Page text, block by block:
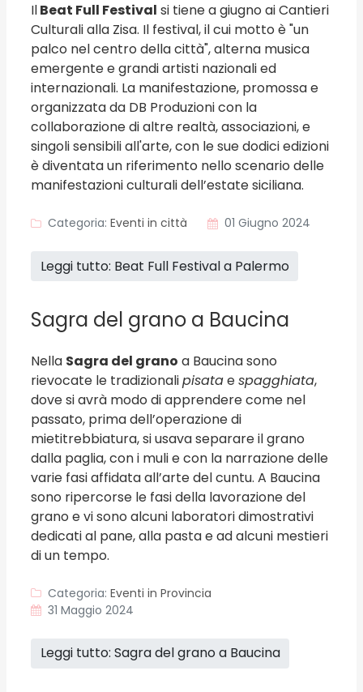
IlBeat Full Festival si tiene a giugno ai Cantieri
Culturali alla Zisa. Il festival, il cui motto è "un
palco nel centro della città", alterna musica
emergente e grandi artisti nazionali ed
internazionali. La manifestazione, promossa e
organizzata da DB Produzioni con la
collaborazione di altre realtà, associazioni, e
singoli sensibili all'arte, con le sue dodici edizioni
è diventata un riferimento nello scenario delle
manifestazioni culturali dell’estate siciliana.
Categoria: Eventi in città 01 Giugno 2024
Leggi tutto: Beat Full Festival a Palermo
Sagra del grano a Baucina
Nella Sagra del grano a Baucina sono
rievocate le tradizionalipisataespagghiata,
dove si avrà modo di apprendere come nel
passato, prima dell’operazione di
mietitrebbiatura, si usava separare il grano
dalla paglia, con i muli e con la narrazione delle
varie fasi affidata all’arte del cuntu. A Baucina
sono ripercorse le fasi della lavorazione del
grano e vi sono alcuni laboratori dimostrativi
dedicati al pane, alla pasta e ad alcuni mestieri
di un tempo.
Categoria: Eventi in Provincia
31 Maggio 2024
Leggi tutto: Sagra del grano a Baucina